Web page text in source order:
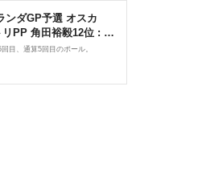
ンダGP予選 オスカ
PP 角田裕毅12位 : F1
目、通算5回目のポール。